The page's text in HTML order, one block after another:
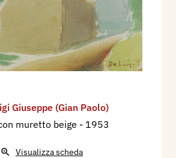
Giuseppe (Gian Paolo)
muretto beige - 1953
Visualizza scheda